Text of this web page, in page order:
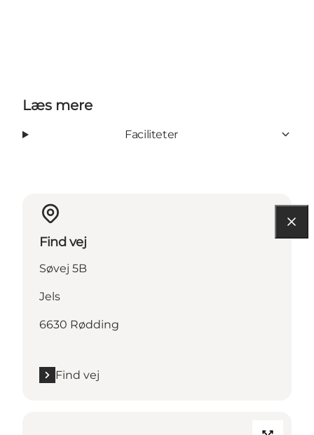
Læs mere
Faciliteter
Find vej
Søvej 5B
Jels
6630 Rødding
Find vej